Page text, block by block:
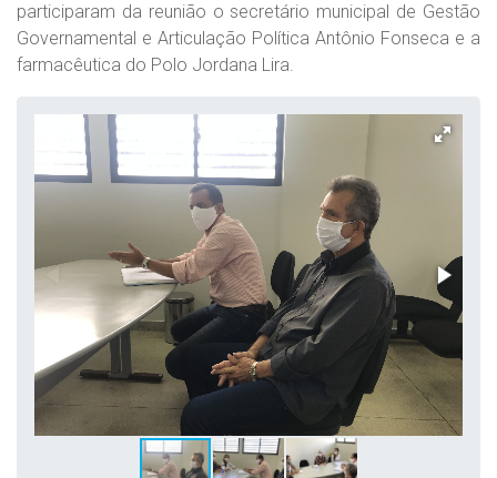
participaram da reunião o secretário municipal de Gestão
Governamental e Articulação Política Antônio Fonseca e a
farmacêutica do Polo Jordana Lira.